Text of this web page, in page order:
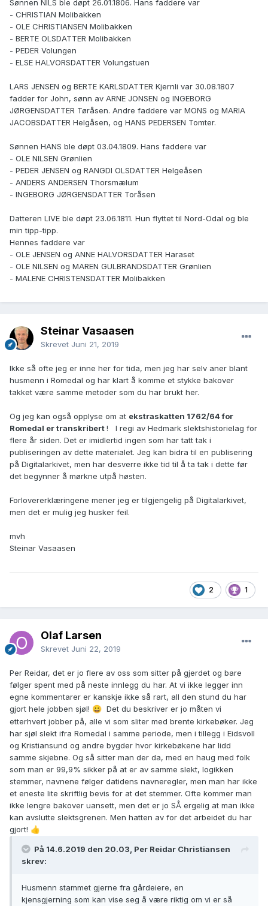
Sønnen NILS ble døpt 26.01.1806. Hans faddere var
- CHRISTIAN Molibakken
- OLE CHRISTIANSEN Molibakken
- BERTE OLSDATTER Molibakken
- PEDER Volungen
- ELSE HALVORSDATTER Volungstuen
LARS JENSEN og BERTE KARLSDATTER Kjernli var 30.08.1807
fadder for John, sønn av ARNE JONSEN og INGEBORG
JØRGENSDATTER Tøråsen. Andre faddere var MONS og MARIA
JACOBSDATTER Helgåsen, og HANS PEDERSEN Tomter.
Sønnen HANS ble døpt 03.04.1809. Hans faddere var
- OLE NILSEN Grønlien
- PEDER JENSEN og RANGDI OLSDATTER Helgeåsen
- ANDERS ANDERSEN Thorsmælum
- INGEBORG JØRGENSDATTER Toråsen
Datteren LIVE ble døpt 23.06.1811. Hun flyttet til Nord-Odal og ble
min tipp-tipp.
Hennes faddere var
- OLE JENSEN og ANNE HALVORSDATTER Haraset
- OLE NILSEN og MAREN GULBRANDSDATTER Grønlien
- MALENE CHRISTENSDATTER Molibakken
Steinar Vasaasen
Skrevet Juni 21, 2019
Ikke så ofte jeg er inne her for tida, men jeg har selv aner blant
husmenn i Romedal og har klart å komme et stykke bakover
takket være samme metoder som du har brukt her.
Og jeg kan også opplyse om at ekstraskatten 1762/64 for
Romedal er transkribert! I regi av Hedmark slektshistorielag for
flere år siden. Det er imidlertid ingen som har tatt tak i
publiseringen av dette materialet. Jeg kan bidra til en publisering
på Digitalarkivet, men har desverre ikke tid til å ta tak i dette før
det begynner å mørkne utpå høsten.
Forlovererklæringene mener jeg er tilgjengelig på Digitalarkivet,
men det er mulig jeg husker feil.
mvh
Steinar Vasaasen
2 1
Olaf Larsen
Skrevet Juni 22, 2019
Per Reidar, det er jo flere av oss som sitter på gjerdet og bare
følger spent med på neste innlegg du har. At vi ikke legger inn
egne kommentarer er kanskje ikke så rart, all den stund du har
gjort hele jobben sjøl! 😀 Det du beskriver er jo måten vi
etterhvert jobber på, alle vi som sliter med brente kirkebøker. Jeg
har sjøl slekt ifra Romedal i samme periode, men i tillegg i Eidsvoll
og Kristiansund og andre bygder hvor kirkebøkene har lidd
samme skjebne. Og så sitter man der da, med en haug med folk
som man er 99,9% sikker på at er av samme slekt, logikken
stemmer, navnene følger datidens navneregler, men man har ikke
et eneste lite skriftlig bevis for at det stemmer. Ofte kommer man
ikke lengre bakover uansett, men det er jo SÅ ergelig at man ikke
kan avslutte slektsgrenen. Men hatten av for det arbeidet du har
gjort! 👍
På 14.6.2019 den 20.03, Per Reidar Christiansen
skrev:
Husmenn stammet gjerne fra gårdeiere, en
kjensgjerning som kan vise seg å være riktig om vi er så